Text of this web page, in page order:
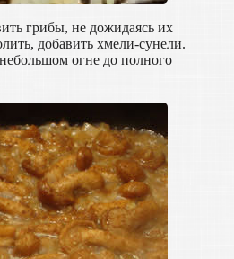
грибы, не дожидаясь их
добавить хмели-сунели.
огне до полного